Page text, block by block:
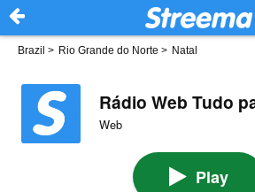
Brazil > Rio Grande do Norte > Natal
Rádio Web Tudo
Web
Play